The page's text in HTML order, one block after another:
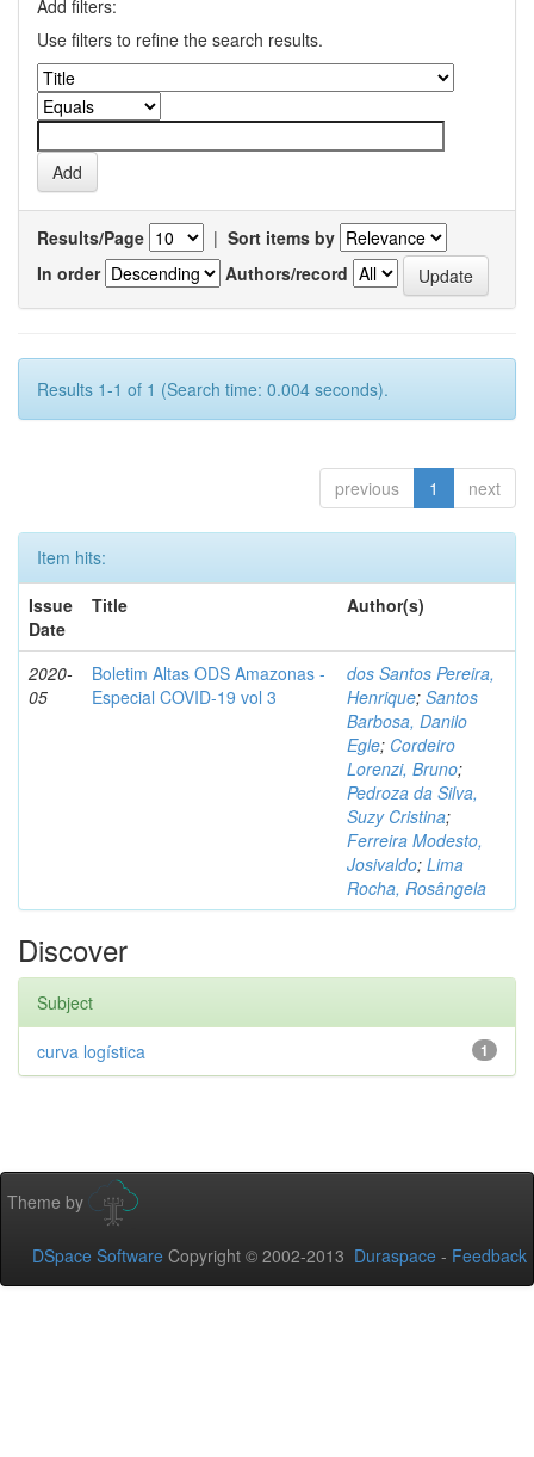
Add filters:
Use filters to refine the search results.
Results/Page | Sort items by
In order
Authors/record
Results 1-1 of 1 (Search time: 0.004 seconds).
previous 1 next
Item hits:
Issue
Date
Title Author(s)
2020-
05
Boletim Altas ODS Amazonas -
Especial COVID-19 vol 3
dos Santos Pereira,
Henrique; Santos
Barbosa, Danilo
Egle; Cordeiro
Lorenzi, Bruno;
Pedroza da Silva,
Suzy Cristina;
Ferreira Modesto,
Josivaldo; Lima
Rocha, Rosângela
Discover
Subject
1
curva logística
Theme by
DSpace Software Copyright © 2002-2013 Duraspace - Feedback